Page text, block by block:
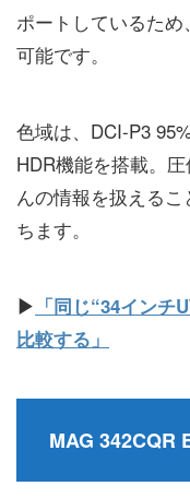
ポートしているた
可能です。
色域は、DCI-P3
HDR機能を搭載。
んの情報を扱える
ちます。
▶ 「同じ“34イン
比較する」
MAG 342CQR